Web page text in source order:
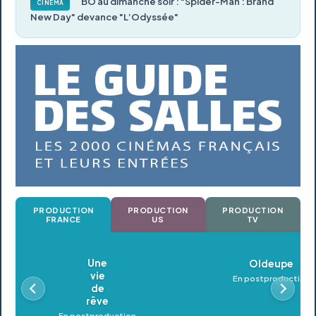
CINÉMA
New Day" devance "L’Odyssée"
PRODUCTION
FRANCE
PRODUCTION
US
PRODUCTION
TV
Oldeupe
En postproduction